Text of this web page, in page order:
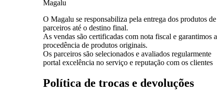
Magalu
O Magalu se responsabiliza pela entrega dos produtos de
parceiros até o destino final.
As vendas são certificadas com nota fiscal e garantimos a
procedência de produtos originais.
Os parceiros são selecionados e avaliados regularmente
portal excelência no serviço e reputação com os clientes
Política de trocas e devoluções